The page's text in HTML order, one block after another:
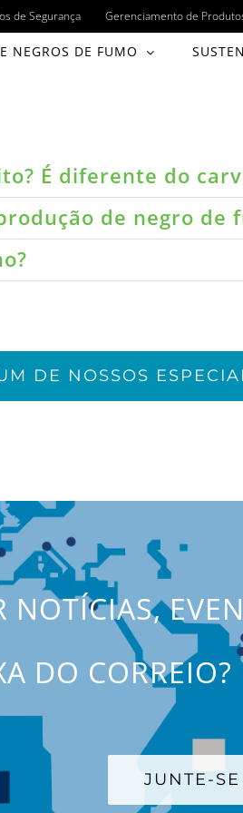
de Segurança Gerenciamento de
NEGROS DE FUMO
É diferente do
de negro de
DE NOSSOS
NOTÍCIAS,
DO CORREIO?
JUNTE-